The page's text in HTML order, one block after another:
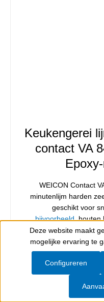
Keukengerei
contact VA
WEICON Contact
minutenlijm harden
geschikt voor
bijvoorbeeldhouten
gerepareerd. De
opgevuld met een
zodat het handvat
de greep op de schaaf
WEICON
Show toolbar
Deze website maakt
mogelijke ervaring te
Configureren